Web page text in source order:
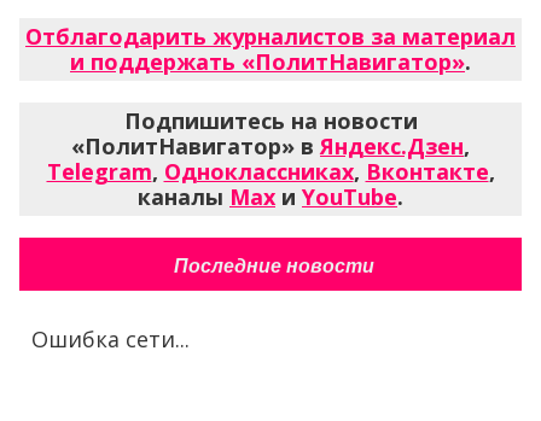
Отблагодарить журналистов за материал
и поддержать «ПолитНавигатор».
Подпишитесь на новости
«ПолитНавигатор» вЯндекс.Дзен,
Telegram, Одноклассниках, Вконтакте,
каналы Max и YouTube.
Последние новости
Ошибка сети...